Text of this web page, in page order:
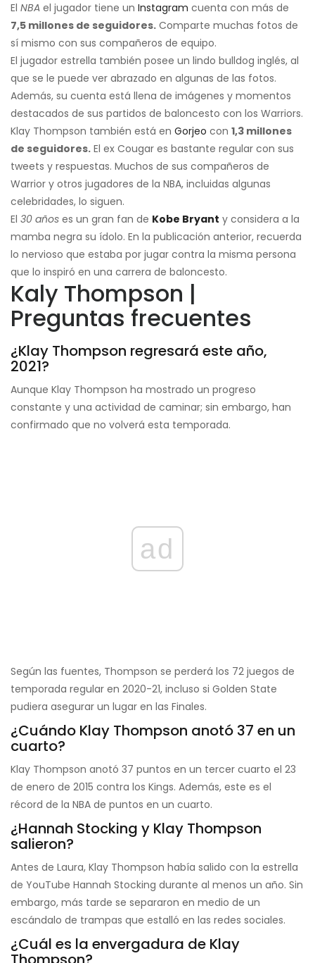
El NBA el jugador tiene un Instagram cuenta con más de
7,5 millones de seguidores. Comparte muchas fotos de
sí mismo con sus compañeros de equipo.
El jugador estrella también posee un lindo bulldog inglés, al
que se le puede ver abrazado en algunas de las fotos.
Además, su cuenta está llena de imágenes y momentos
destacados de sus partidos de baloncesto con los Warriors.
Klay Thompson también está en Gorjeo con 1,3 millones
de seguidores. El ex Cougar es bastante regular con sus
tweets y respuestas. Muchos de sus compañeros de
Warrior y otros jugadores de la NBA, incluidas algunas
celebridades, lo siguen.
El 30 años es un gran fan de Kobe Bryant y considera a la
mamba negra su ídolo. En la publicación anterior, recuerda
lo nervioso que estaba por jugar contra la misma persona
que lo inspiró en una carrera de baloncesto.
Kaly Thompson |
Preguntas frecuentes
¿Klay Thompson regresará este año,
2021?
Aunque Klay Thompson ha mostrado un progreso
constante y una actividad de caminar; sin embargo, han
confirmado que no volverá esta temporada.
ad
Según las fuentes, Thompson se perderá los 72 juegos de
temporada regular en 2020-21, incluso si Golden State
pudiera asegurar un lugar en las Finales.
¿Cuándo Klay Thompson anotó 37 en un
cuarto?
Klay Thompson anotó 37 puntos en un tercer cuarto el 23
de enero de 2015 contra los Kings. Además, este es el
récord de la NBA de puntos en un cuarto.
¿Hannah Stocking y Klay Thompson
salieron?
Antes de Laura, Klay Thompson había salido con la estrella
de YouTube Hannah Stocking durante al menos un año. Sin
embargo, más tarde se separaron en medio de un
escándalo de trampas que estalló en las redes sociales.
¿Cuál es la envergadura de Klay